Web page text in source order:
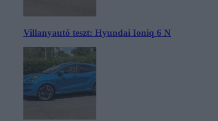
Villanyautó teszt: Hyundai Ioniq 6 N